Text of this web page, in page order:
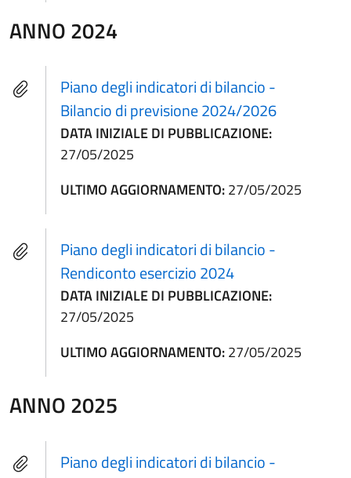
ANNO 2024
Piano degli indicatori di bilancio -
Bilancio di previsione 2024/2026
DATA INIZIALE DI PUBBLICAZIONE:
27/05/2025
ULTIMO AGGIORNAMENTO:27/05/2025
Piano degli indicatori di bilancio -
Rendiconto esercizio 2024
DATA INIZIALE DI PUBBLICAZIONE:
27/05/2025
ULTIMO AGGIORNAMENTO:27/05/2025
ANNO 2025
Piano degli indicatori di bilancio -